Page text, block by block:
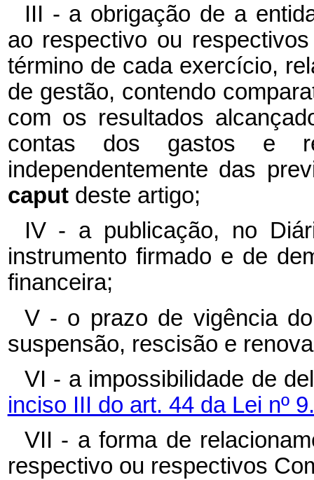
III - a obrigação de a
ao respectivo ou
término de cada exercício,
de gestão, contendo
com os resultados
contas dos gastos e
independentemente das
caput deste artigo;
IV - a publicação, no
instrumento firmado e de
financeira;
V - o prazo de vigência
suspensão, rescisão e
VI - a impossibilidade de
inciso III do art. 44 da Lei nº
VII - a forma de
respectivo ou respectivos